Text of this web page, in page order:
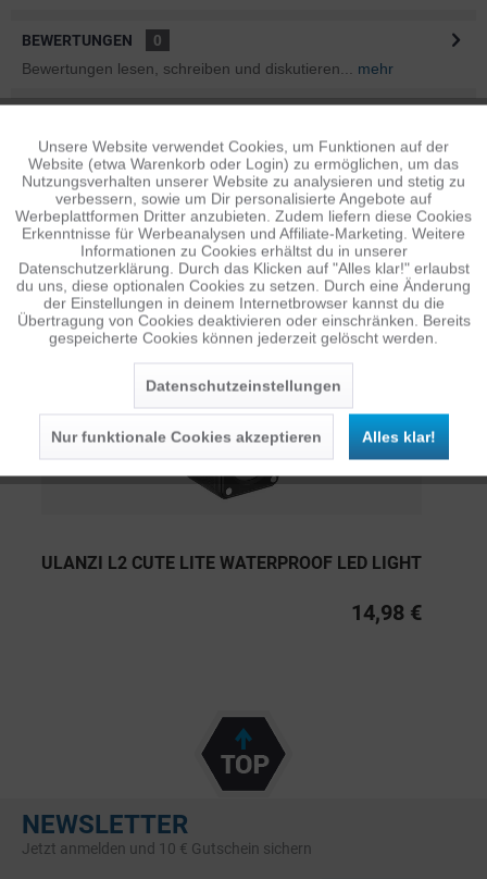
BEWERTUNGEN
0
Bewertungen lesen, schreiben und diskutieren...
mehr
Folgende Infos zum Hersteller sind verfübar......mehr
ÄHNLICHE ARTIKEL
Diese Artikel sind dem Produkt ähnlich ...mehr
Persönliche Empfehlungen
ULANZI L2 CUTE LITE WATERPROOF LED LIGHT
14,98 €
NEWSLETTER
Jetzt anmelden und 10 € Gutschein sichern
Funktionale Aktiv
Tracking Inaktiv
Personalisierung Inaktiv
Service Inaktiv
Unsere Website verwendet Cookies, um Funktionen auf der
Website (etwa Warenkorb oder Login) zu ermöglichen, um das
Nutzungsverhalten unserer Website zu analysieren und stetig zu
verbessern, sowie um Dir personalisierte Angebote auf
Werbeplattformen Dritter anzubieten. Zudem liefern diese Cookies
Erkenntnisse für Werbeanalysen und Affiliate-Marketing. Weitere
Informationen zu Cookies erhältst du in unserer
Datenschutzerklärung. Durch das Klicken auf "Alles klar!" erlaubst
du uns, diese optionalen Cookies zu setzen. Durch eine Änderung
der Einstellungen in deinem Internetbrowser kannst du die
Übertragung von Cookies deaktivieren oder einschränken. Bereits
gespeicherte Cookies können jederzeit gelöscht werden.
Datenschutzeinstellungen
Nur funktionale Cookies akzeptieren Alles klar!